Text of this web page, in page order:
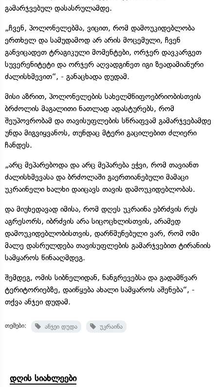
გამარჯვებულ დასასრულამდე.
„ჩვენ, პოლონელებმა, ვიცით, რომ დამოუკიდებლობა
ერთხელ და სამუდამოდ არ არის მოცემული, ჩვენ
განვიცადეთ ტრაგიკული მომენტები, ორჯერ დავკარგეთ
სუვერენიტეტი და ორჯერ აღვადგინეთ იგი ზეადამიანური
ძალისხმევით“, - განაცხადა დუდამ.
მისი აზრით, პოლონელების სახელმწიფოებრიობისთვის
ბრძოლის მაგალითი ნათლად ადასტურებს, რომ
შეუპოვრობამ და თავისუფლების სწრაფვამ გამარჯვებამდე
უნდა მიგვიყვანოს, თუნდაც მტერი გაცილებით ძლიერი
ჩანდეს.
„არც მეპარებოდა და არც მეპარება ეჭვი, რომ თავიანთ
ძალისხმევასა და ბრძოლაში გაერთიანებული მამაცი
უკრაინელი ხალხი დაიცავს თავის დამოუკიდებლობას.
და მიუხედავად იმისა, რომ დღეს უკრაინა ებრძვის რუს
აგრესორს, იბრძვის არა სიცოცხლისთვის, არამედ
დამოუკიდებლობისთვის, დარწმუნებული ვარ, რომ ომი
მალე დასრულდება თავისუფლების გამარჯვებით ტირანიის
სამყაროს წინააღმდეგ.
შემდეგ, ომის სიბნელიდან, ნანგრევებსა და გადამწვარ
ტერიტორიებზე, დაიწყება ახალი სამყაროს აშენება“, -
თქვა ანჯეი დუდამ.
თემები: ანჯეი დუდა უკრაინა
დღის სიახლეები